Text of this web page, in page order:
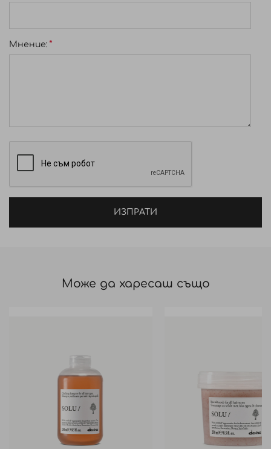
Triolein, CI 17200, CI 19140, CI 28440, CI 42051, CI
47005. (9359/0700).
Мнение:
ИЗПРАТИ
Може да харесаш също